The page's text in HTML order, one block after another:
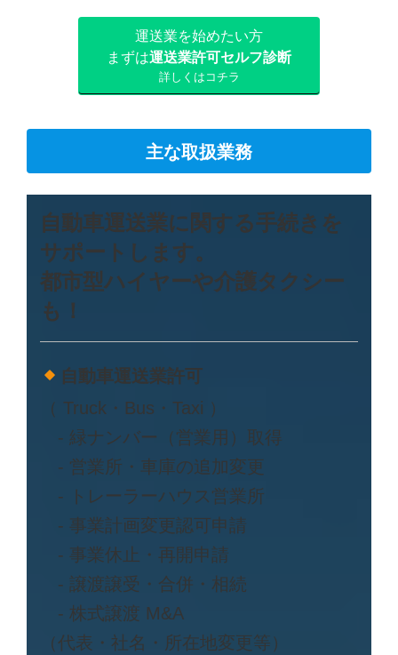
運送業を始めたい方
まずは運送業許可セルフ診断
詳しくはコチラ
主な取扱業務
自動車運送業に関する手続きを
サポートします。
都市型ハイヤーや介護タクシー
も！
自動車運送業許可
（ Truck・Bus・Taxi ）
- 緑ナンバー（営業用）取得
- 営業所・車庫の追加変更
- トレーラーハウス営業所
- 事業計画変更認可申請
- 事業休止・再開申請
- 譲渡譲受・合併・相続
- 株式譲渡 M&A
（代表・社名・所在地変更等）